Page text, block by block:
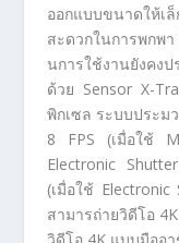
ออกแบบขนาดให้
สะดวกในการพกพ
นการใช้งานยังค
ด้วย Sensor X-
พิกเซล ระบบประม
8 FPS (เมื่อใช้
Electronic
(เมื่อใช้
สามารถ่ายวิดีโอ